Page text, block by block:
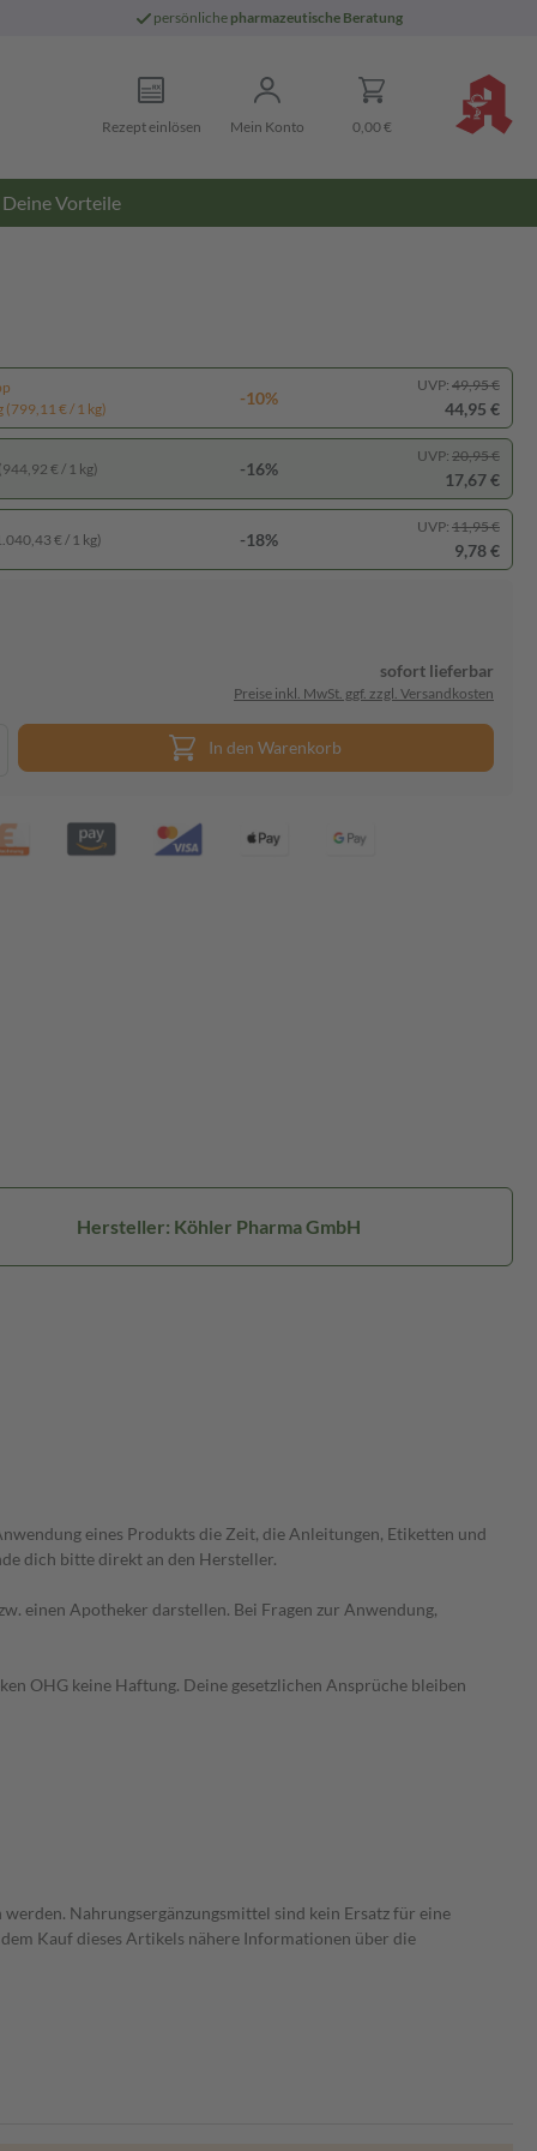
persönliche pharmazeutische Beratung
Rezept einlösen Mein Konto 0,00 €
Deine Vorteile
(799,11 € / 1 kg)
-10%
UVP: 49,95 €
44,95 €
€ / 1 kg) -16%
UVP: 20,95 €
17,67 €
€ / 1 kg) -18%
UVP: 11,95 €
9,78 €
sofort lieferbar
Preise inkl. MwSt. ggf. zzgl. Versandkosten
In den Warenkorb
Hersteller: Köhler Pharma GmbH
eines Produkts die Zeit, die Anleitungen, Etiketten und
dich bitte direkt an den Hersteller.
einen Apotheker darstellen. Bei Fragen zur Anwendung,
OHG keine Haftung. Deine gesetzlichen Ansprüche bleiben
Nahrungsergänzungsmittel sind kein Ersatz für eine
Kauf dieses Artikels nähere Informationen über die